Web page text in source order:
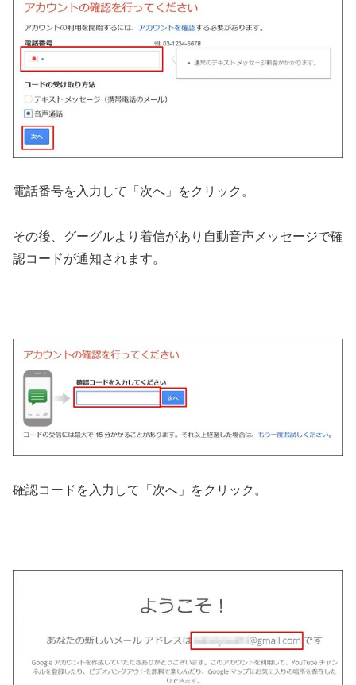
電話番号を入力して「次へ」をクリック。
その後、グーグルより着信があり自動音声メッセージで確
認コードが通知されます。
確認コードを入力して「次へ」をクリック。